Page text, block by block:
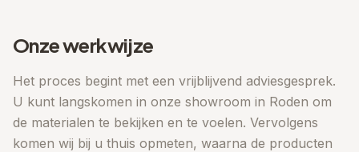
Onze werkwijze
Het proces begint met een vrijblijvend adviesgesprek.
U kunt langskomen in onze showroom in Roden om
de materialen te bekijken en te voelen. Vervolgens
komen wij bij u thuis opmeten, waarna de producten